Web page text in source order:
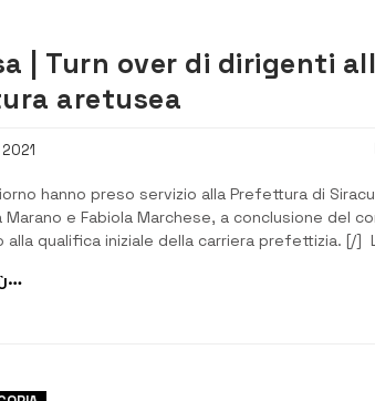
| Turn over di dirigenti
aretusea
2021
hanno preso servizio alla Prefettura di
Marano e Fabiola Marchese, a conclusione del
alla qualifica iniziale della carriera prefettizia. [/]
all’Università di Catania con il massimo